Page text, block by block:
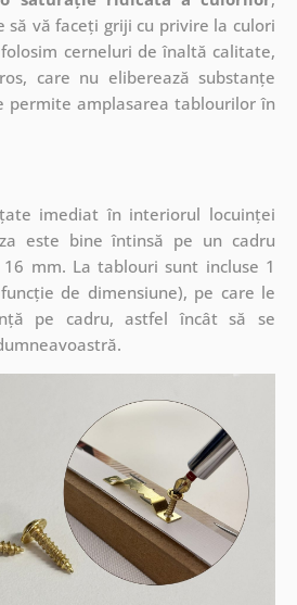
vă faceți griji cu privire la culori
cerneluri de înaltă calitate,
care nu eliberează substanțe
permite amplasarea tablourilor în
imediat în interiorul locuinței
este bine întinsă pe un cadru
mm. La tablouri sunt incluse 1
de dimensiune), pe care le
pe cadru, astfel încât să se